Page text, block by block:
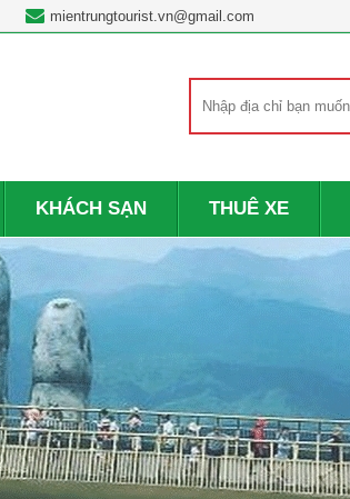
mientrungtourist.vn@gmail.com
KHÁCH SẠN THUÊ XE